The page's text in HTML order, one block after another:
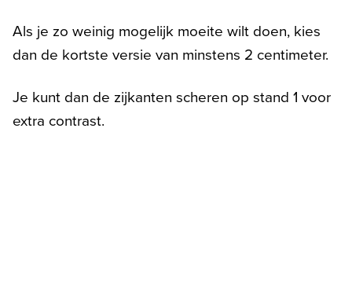
Als je zo weinig mogelijk moeite wilt doen, kies
dan de kortste versie van minstens 2 centimeter.
Je kunt dan de zijkanten scheren op stand 1 voor
extra contrast.